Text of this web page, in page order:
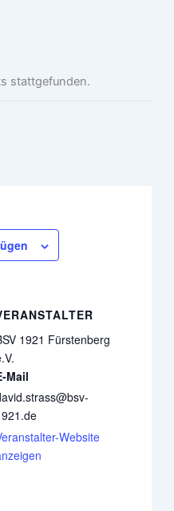
stattgefunden.
1921 Fürstenberg
Mail
Website